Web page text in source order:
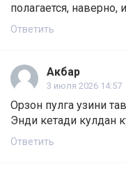
полагается, наверно,
Ответить
Акбар
3 июля 2026 14:57
Орзон пулга узини
Энди кетади кулдан
Ответить